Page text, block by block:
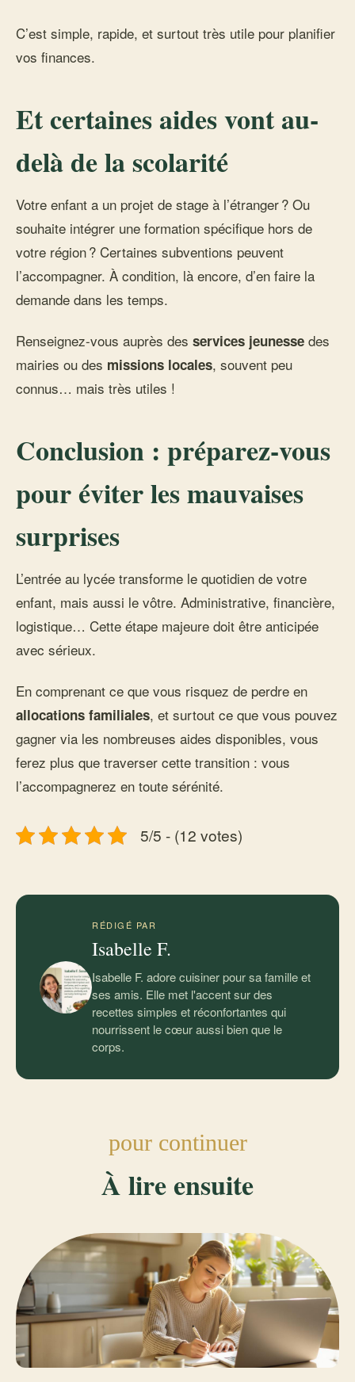
C’est simple, rapide, et surtout très utile pour planifier
vos finances.
Et certaines aides vont au-
delà de la scolarité
Votre enfant a un projet de stage à l’étranger ? Ou
souhaite intégrer une formation spécifique hors de
votre région ? Certaines subventions peuvent
l’accompagner. À condition, là encore, d’en faire la
demande dans les temps.
Renseignez-vous auprès des services jeunesse des
mairies ou des missions locales, souvent peu
connus… mais très utiles !
Conclusion : préparez-vous
pour éviter les mauvaises
surprises
L’entrée au lycée transforme le quotidien de votre
enfant, mais aussi le vôtre. Administrative, financière,
logistique… Cette étape majeure doit être anticipée
avec sérieux.
En comprenant ce que vous risquez de perdre en
allocations familiales, et surtout ce que vous pouvez
gagner via les nombreuses aides disponibles, vous
ferez plus que traverser cette transition : vous
l’accompagnerez en toute sérénité.
5/5 - (12 votes)
RÉDIGÉ PAR
Isabelle F.
Isabelle F. adore cuisiner pour sa famille et
ses amis. Elle met l'accent sur des
recettes simples et réconfortantes qui
nourrissent le cœur aussi bien que le
corps.
pour continuer
À lire ensuite